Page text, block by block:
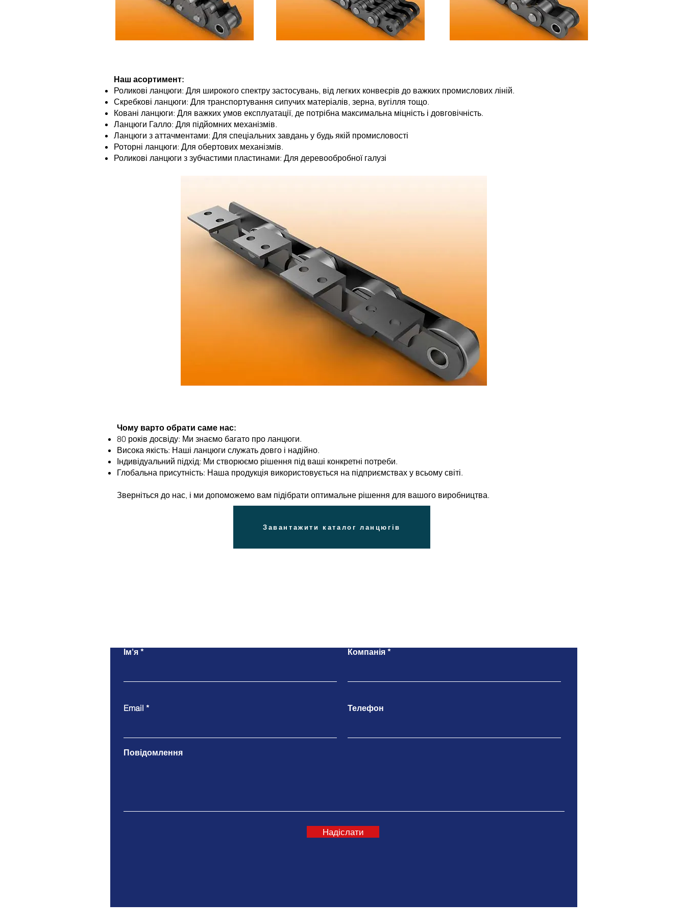
Наш асортимент:
Роликові ланцюги: Для широкого спектру застосувань, від легких конвеєрів до важких промислових ліній.
Скребкові ланцюги: Для транспортування сипучих матеріалів, зерна, вугілля тощо.
Ковані ланцюги: Для важких умов експлуатації, де потрібна максимальна міцність і довговічність.
Ланцюги Галло: Для підйомних механізмів.
Ланцюги з аттачментами: Для спеціальних завдань у будь якій промисловості
Роторні ланцюги: Для обертових механізмів.
Роликові ланцюги з зубчастими пластинами: Для деревообробної галузі
Чому варто обрати саме нас:
80 років досвіду: Ми знаємо багато про ланцюги.
Висока якість: Наші ланцюги служать довго і надійно.
Індивідуальний підхід: Ми створюємо рішення під ваші конкретні потреби.
Глобальна присутність: Наша продукція використовується на підприємствах у всьому світі.
Зверніться до нас, і ми допоможемо вам підібрати оптимальне рішення для вашого виробництва.
Завантажити каталог ланцюгів
Ім'я Компанія
Email Телефон
Повідомлення
Надіслати